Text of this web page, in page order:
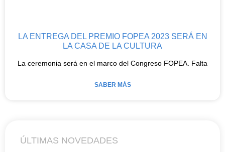
LA ENTREGA DEL PREMIO FOPEA 2023 SERÁ EN
LA CASA DE LA CULTURA
La ceremonia será en el marco del Congreso FOPEA. Falta
SABER MÁS
ÚLTIMAS NOVEDADES